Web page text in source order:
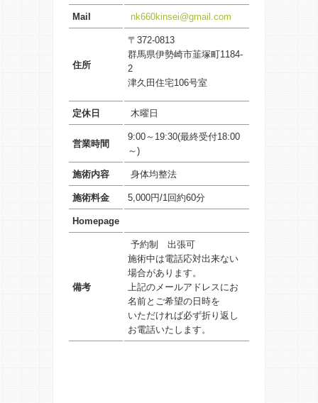
Mail nk660kinsei@gmail.com
住所
〒372-0813
群馬県伊勢崎市韮塚町1184-
2
津久田住宅106号室
定休日 木曜日
営業時間
9:00～19:30(最終受付18:00
～)
施術内容 身体均整法
施術料金 5,000円/1回約60分
Homepage
備考
予約制 出張可
施術中は電話応対出来ない
場合があります。
上記のメールアドレスにお
名前とご希望の日時を
いただければ必ず折り返し
お電話いたします。